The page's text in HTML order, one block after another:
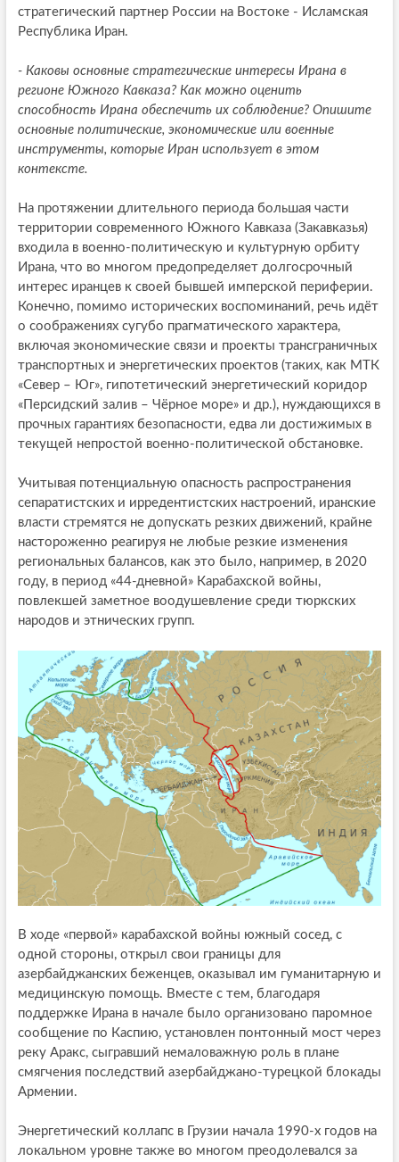
стратегический партнер России на Востоке - Исламская
Республика Иран.
- Каковы основные стратегические интересы Ирана в
регионе Южного Кавказа? Как можно оценить
способность Ирана обеспечить их соблюдение? Опишите
основные политические, экономические или военные
инструменты, которые Иран использует в этом
контексте.
На протяжении длительного периода большая части
территории современного Южного Кавказа (Закавказья)
входила в военно-политическую и культурную орбиту
Ирана, что во многом предопределяет долгосрочный
интерес иранцев к своей бывшей имперской периферии.
Конечно, помимо исторических воспоминаний, речь идёт
о соображениях сугубо прагматического характера,
включая экономические связи и проекты трансграничных
транспортных и энергетических проектов (таких, как МТК
«Север – Юг», гипотетический энергетический коридор
«Персидский залив – Чёрное море» и др.), нуждающихся в
прочных гарантиях безопасности, едва ли достижимых в
текущей непростой военно-политической обстановке.
Учитывая потенциальную опасность распространения
сепаратистских и ирредентистских настроений, иранские
власти стремятся не допускать резких движений, крайне
настороженно реагируя не любые резкие изменения
региональных балансов, как это было, например, в 2020
году, в период «44-дневной» Карабахской войны,
повлекшей заметное воодушевление среди тюркских
народов и этнических групп.
В ходе «первой» карабахской войны южный сосед, с
одной стороны, открыл свои границы для
азербайджанских беженцев, оказывал им гуманитарную и
медицинскую помощь. Вместе с тем, благодаря
поддержке Ирана в начале было организовано паромное
сообщение по Каспию, установлен понтонный мост через
реку Аракс, сыгравший немаловажную роль в плане
смягчения последствий азербайджано-турецкой блокады
Армении.
Энергетический коллапс в Грузии начала 1990-х годов на
локальном уровне также во многом преодолевался за